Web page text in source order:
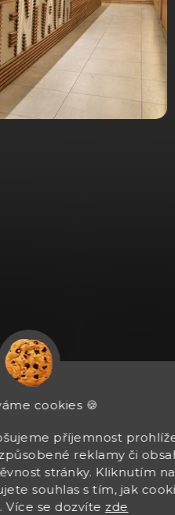
cookies 🍪
příjemnost
reklamy či
stránky. Kliknutím na
souhlas s tím, jak
Více se dozvíte zde